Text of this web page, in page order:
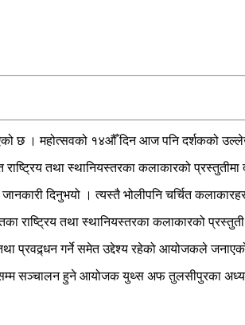
छ । महोत्सवको १४औँ दिन आज पनि दर्शकको
तथा स्थानियस्तरका कलाकारको
दिनुभयो । त्यस्तै भोलीपनि चर्चित
राष्ट्रिय तथा स्थानियस्तरका कलाकारको
प्रवद्र्धन गर्ने समेत उद्देश्य रहेको आयोजकले
सञ्चालन हुने आयोजक युथ्स अफ तुलसीपुरका